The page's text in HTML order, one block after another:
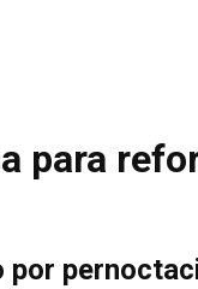
para